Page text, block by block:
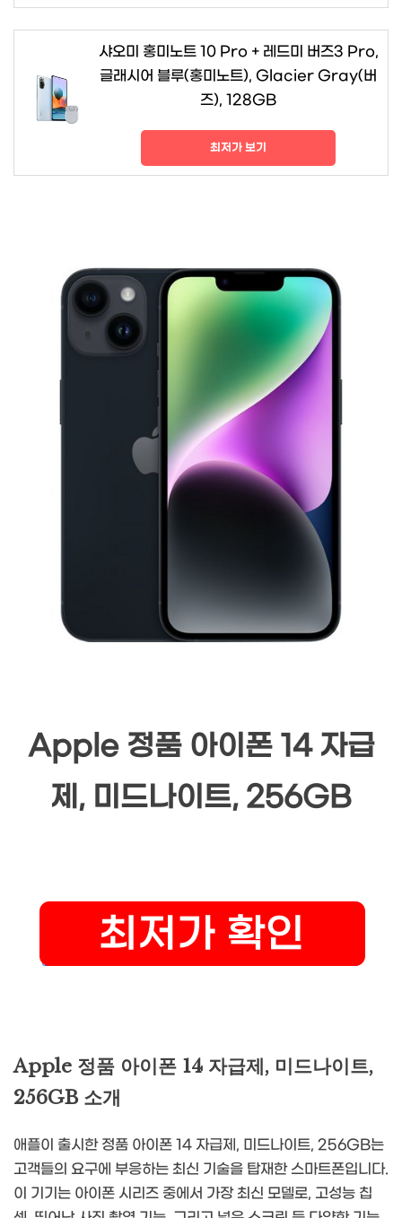
샤오미 홍미노트 10 Pro + 레드미 버즈3 Pro,
글래시어 블루(홍미노트), Glacier Gray(버
즈), 128GB
최저가 보기
Apple 정품 아이폰 14 자급
제, 미드나이트, 256GB
Apple 정품 아이폰 14 자급제, 미드나이트,
256GB 소개
애플이 출시한 정품 아이폰 14 자급제, 미드나이트, 256GB는
고객들의 요구에 부응하는 최신 기술을 탑재한 스마트폰입니다.
이 기기는 아이폰 시리즈 중에서 가장 최신 모델로, 고성능 칩